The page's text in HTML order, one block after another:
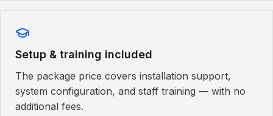
Setup & training included
The package price covers installation support,
system configuration, and staff training — with no
additional fees.